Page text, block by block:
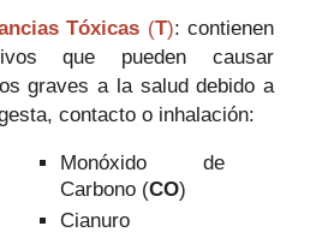
Tóxicas (T): contienen
que pueden causar
graves a la salud debido a
contacto o inhalación:
Monóxido de
Carbono (CO)
Cianuro